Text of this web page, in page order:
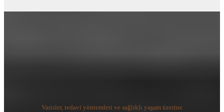
Varisler, tedavi yöntemleri ve sağlıklı yaşam üzerine